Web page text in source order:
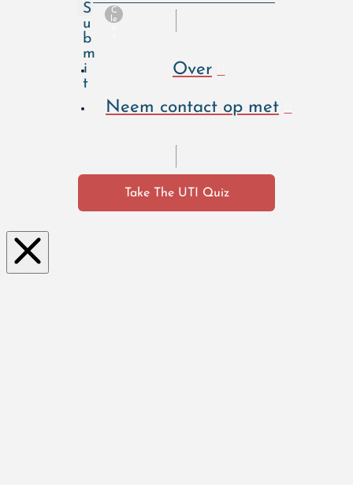
S
u
b
m
i
t
C
le
Over
Neem contact op met
Take The UTI Quiz